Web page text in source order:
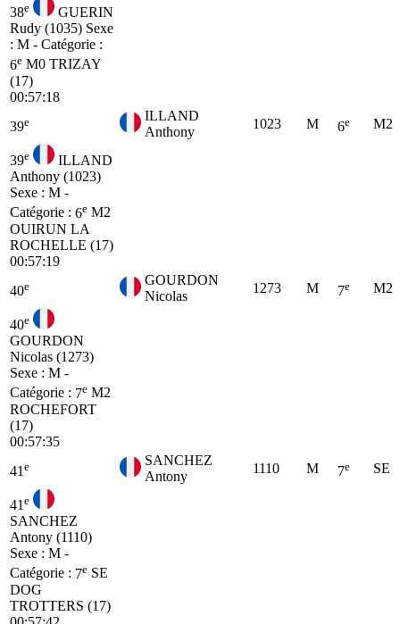
38e
GUERIN
Rudy (1035) Sexe
: M - Catégorie :
6e M0 TRIZAY
(17)
00:57:18
39e
ILLAND
Anthony
1023 M 6e M2
39e
ILLAND
Anthony (1023)
Sexe : M -
Catégorie : 6e M2
OUIRUN LA
ROCHELLE (17)
00:57:19
40e
GOURDON
Nicolas
1273 M 7e M2
40e
GOURDON
Nicolas (1273)
Sexe : M -
Catégorie : 7e M2
ROCHEFORT
(17)
00:57:35
41 e
SANCHEZ
Antony
1110 M 7e SE
41 e
SANCHEZ
Antony (1110)
Sexe : M -
Catégorie : 7e SE
DOG
TROTTERS (17)